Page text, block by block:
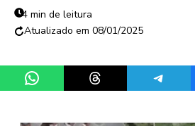
4 min de leitura
08/01/2025
Share on WhatsAppShare on ThreadsShare